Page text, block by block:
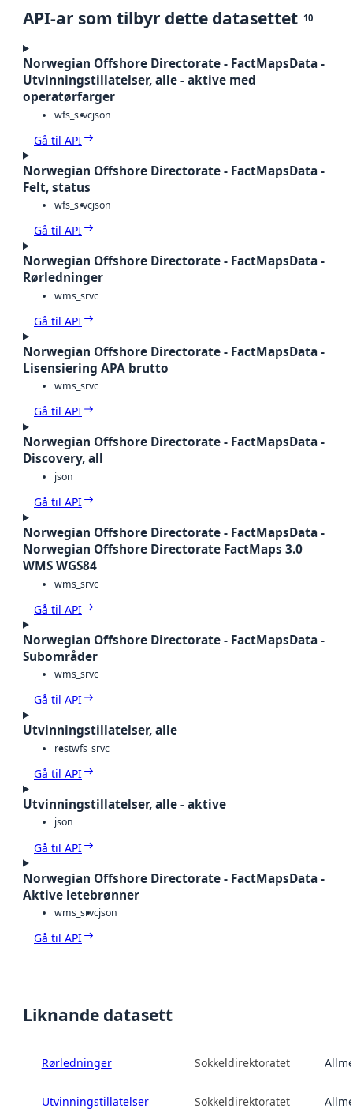
API-ar som tilbyr dette datasettet 10
Norwegian Offshore Directorate - FactMapsData -
Utvinningstillatelser, alle - aktive med
operatørfarger
wfs_srvcjson
Gå til API
Norwegian Offshore Directorate - FactMapsData -
Felt, status
wfs_srvcjson
Gå til API
Norwegian Offshore Directorate - FactMapsData -
Rørledninger
wms_srvc
Gå til API
Norwegian Offshore Directorate - FactMapsData -
Lisensiering APA brutto
wms_srvc
Gå til API
Norwegian Offshore Directorate - FactMapsData -
Discovery, all
json
Gå til API
Norwegian Offshore Directorate - FactMapsData -
Norwegian Offshore Directorate FactMaps 3.0
WMS WGS84
wms_srvc
Gå til API
Norwegian Offshore Directorate - FactMapsData -
Subområder
wms_srvc
Gå til API
Utvinningstillatelser, alle
restwfs_srvc
Gå til API
Utvinningstillatelser, alle - aktive
json
Gå til API
Norwegian Offshore Directorate - FactMapsData -
Aktive letebrønner
wms_srvcjson
Gå til API
Liknande datasett
Rørledninger Sokkeldirektoratet
Utvinningstillatelser Sokkeldirektoratet